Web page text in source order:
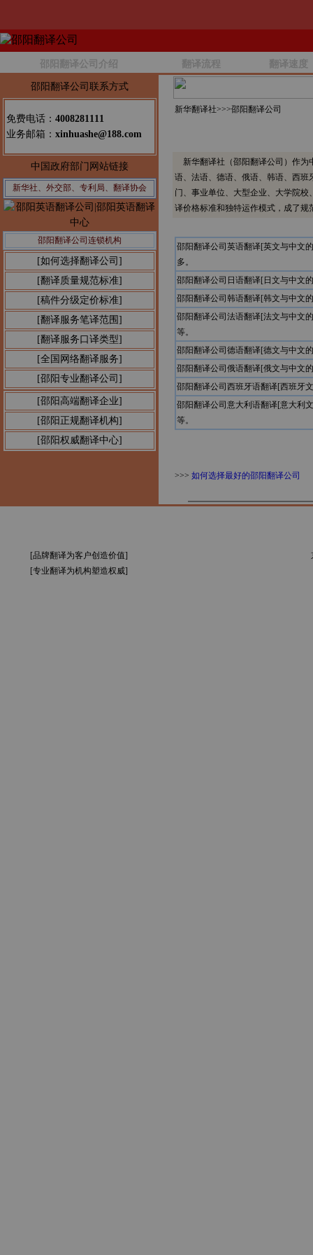
邵阳翻译公司介绍 翻译流程 翻译速度
邵阳翻译公司联系方式
免费电话： 4008281111
业务邮箱： xinhuashe@188.com
中国政府部门网站链接
新华社、外交部、专利局、翻译协会
邵阳翻译公司连锁机构
[如何选择翻译公司]
[翻译质量规范标准]
[稿件分级定价标准]
[翻译服务笔译范围]
[翻译服务口译类型]
[全国网络翻译服务]
[邵阳专业翻译公司]
[邵阳高端翻译企业]
[邵阳正规翻译机构]
[邵阳权威翻译中心]
新华翻译社>>>邵阳翻译公司
新华翻译社（邵阳翻译公司）作为
语、法语、德语、俄语、韩语、西
门、事业单位、大型企业、大学院
译价格标准和独特运作模式，成了
邵阳翻译公司英语翻译[英文与中文
多。
邵阳翻译公司日语翻译[日文与中文
邵阳翻译公司韩语翻译[韩文与中文
邵阳翻译公司法语翻译[法文与中文
等。
邵阳翻译公司德语翻译[德文与中文
邵阳翻译公司俄语翻译[俄文与中文
邵阳翻译公司西班牙语翻译[西班牙
邵阳翻译公司意大利语翻译[意大利
等。
>>> 如何选择最好的邵阳翻译公司
[品牌翻译为客户创造价值]
[专业翻译为机构塑造权威]